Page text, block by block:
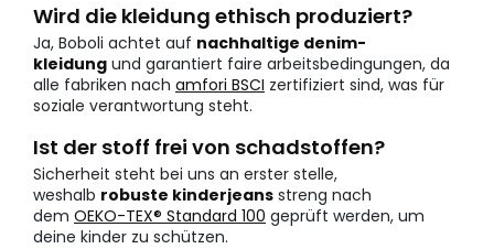
Wird die kleidung ethisch produziert?
Ja, Boboli achtet auf nachhaltige denim-
kleidung und garantiert faire arbeitsbedingungen, da
alle fabriken nach amfori BSCI zertifiziert sind, was für
soziale verantwortung steht.
Ist der stoff frei von schadstoffen?
Sicherheit steht bei uns an erster stelle,
weshalb robuste kinderjeans streng nach
dem OEKO-TEX® Standard 100 geprüft werden, um
deine kinder zu schützen.